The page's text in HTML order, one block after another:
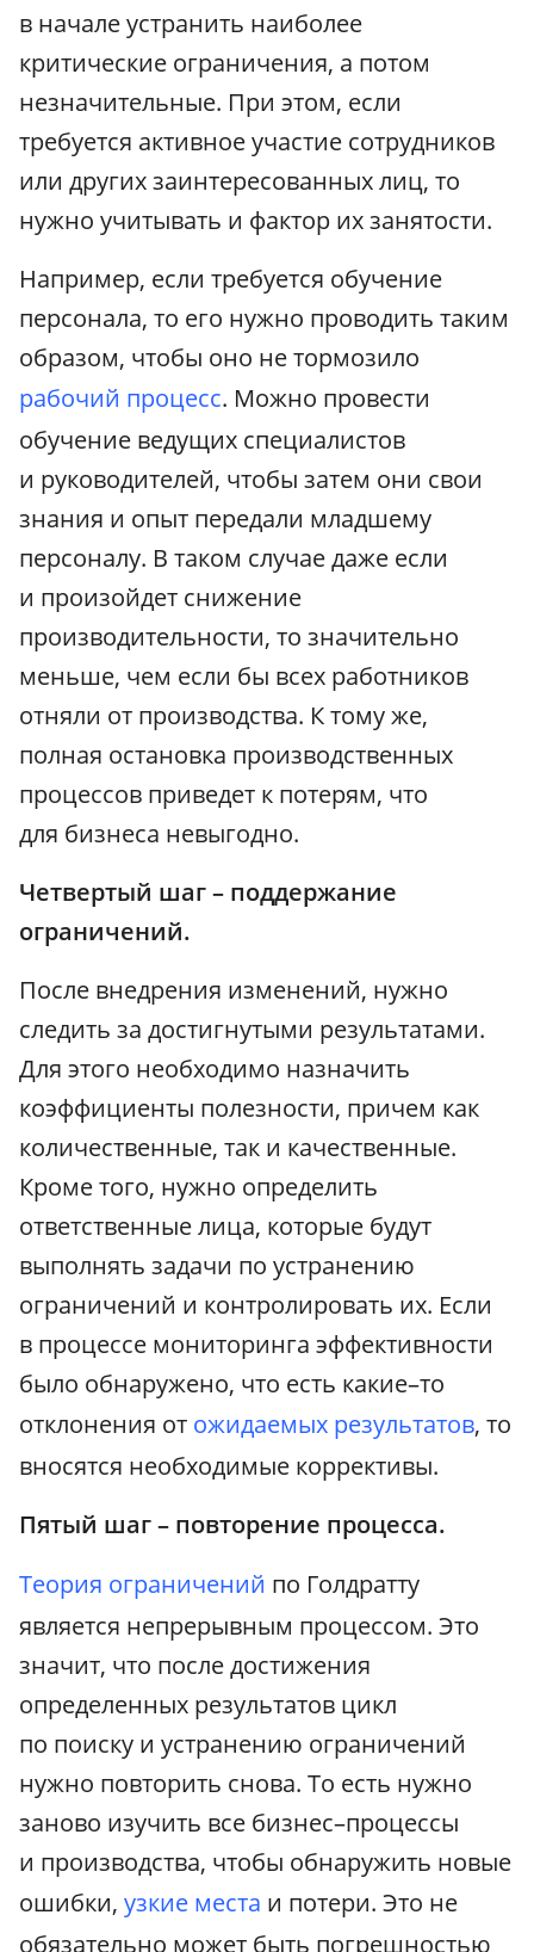
в начале устранить наиболее
критические ограничения, а потом
незначительные. При этом, если
требуется активное участие сотрудников
или других заинтересованных лиц, то
нужно учитывать и фактор их занятости.
Например, если требуется обучение
персонала, то его нужно проводить таким
образом, чтобы оно не тормозило
рабочий процесс. Можно провести
обучение ведущих специалистов
и руководителей, чтобы затем они свои
знания и опыт передали младшему
персоналу. В таком случае даже если
и произойдет снижение
производительности, то значительно
меньше, чем если бы всех работников
отняли от производства. К тому же,
полная остановка производственных
процессов приведет к потерям, что
для бизнеса невыгодно.
Четвертый шаг – поддержание
ограничений.
После внедрения изменений, нужно
следить за достигнутыми результатами.
Для этого необходимо назначить
коэффициенты полезности, причем как
количественные, так и качественные.
Кроме того, нужно определить
ответственные лица, которые будут
выполнять задачи по устранению
ограничений и контролировать их. Если
в процессе мониторинга эффективности
было обнаружено, что есть какие–то
отклонения от ожидаемых результатов, то
вносятся необходимые коррективы.
Пятый шаг – повторение процесса.
Теория ограничений по Голдратту
является непрерывным процессом. Это
значит, что после достижения
определенных результатов цикл
по поиску и устранению ограничений
нужно повторить снова. То есть нужно
заново изучить все бизнес–процессы
и производства, чтобы обнаружить новые
ошибки, узкие места и потери. Это не
обязательно может быть погрешностью